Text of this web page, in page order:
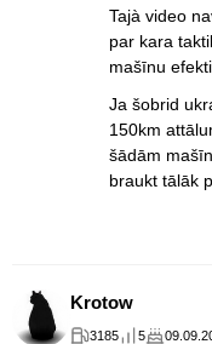
Tajà video
par kara
mašīnu
Ja šobrid
150km
šādām
braukt tālāk
Krotow
3185 5